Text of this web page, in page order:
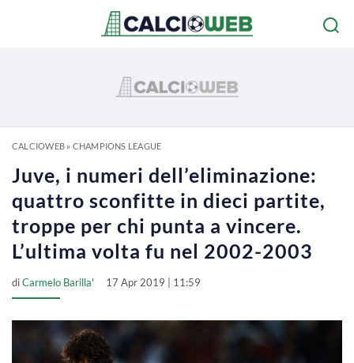
CALCIOWEB» CHAMPIONS LEAGUE
Juve, i numeri dell’eliminazione:
quattro sconfitte in dieci partite,
troppe per chi punta a vincere.
L’ultima volta fu nel 2002-2003
diCarmelo Barilla' 17 Apr 2019 | 11:59